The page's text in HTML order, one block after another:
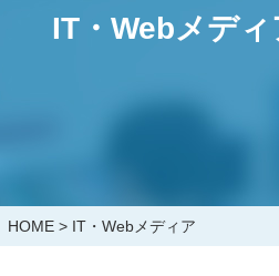
貿易・航空ビジネス
IT・メディア関連講座
その他
IT・Webメディ
HOME > IT・Webメディア